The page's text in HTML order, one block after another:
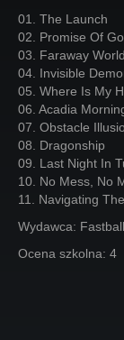
01. The Launch
02. Promise Of
03. Faraway
04. Invisible
05. Where Is My
06. Acadia
07. Obstacle
08. Dragonship
09. Last Night In
10. No Mess, No
11. Navigating
Wydawca:
Ocena szkolna: 4